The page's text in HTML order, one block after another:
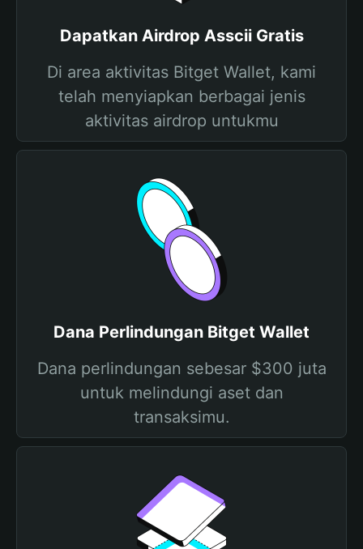
Dapatkan Airdrop Asscii Gratis
Di area aktivitas Bitget Wallet, kami
telah menyiapkan berbagai jenis
aktivitas airdrop untukmu
Dana Perlindungan Bitget Wallet
Dana perlindungan sebesar $300 juta
untuk melindungi aset dan
transaksimu.